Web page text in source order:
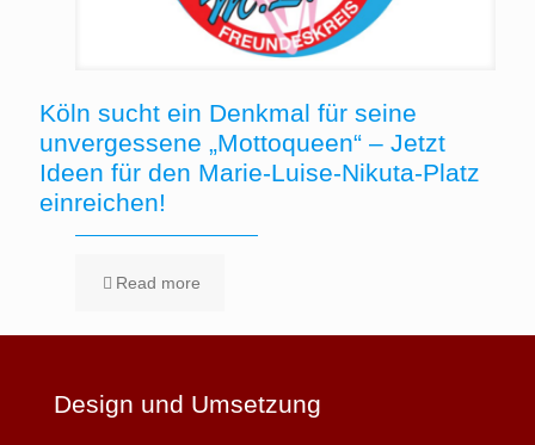
Köln sucht ein Denkmal für seine
unvergessene „Mottoqueen“ – Jetzt
Ideen für den Marie-Luise-Nikuta-Platz
einreichen!
Read more
Design und Umsetzung